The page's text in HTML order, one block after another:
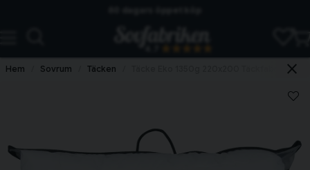
Hem Sovrum Täcken Täcke Eko 1350g 220x200 Täckfabriken